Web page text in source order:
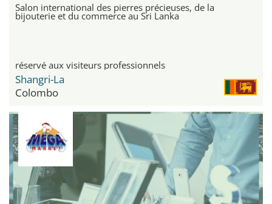
Salon international des pierres précieuses, de la
bijouterie et du commerce au Sri Lanka
réservé aux visiteurs professionnels
Shangri-La
Colombo